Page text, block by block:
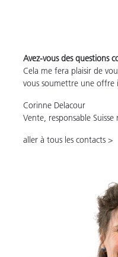
Avez-vous des questions
Cela me fera plaisir de
vous soumettre une offre
Corinne Delacour
Vente, responsable
aller à tous les contacts >